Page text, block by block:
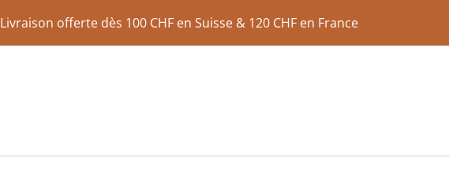
Livraison offerte dès 100 CHF en Suisse & 120 CHF en France